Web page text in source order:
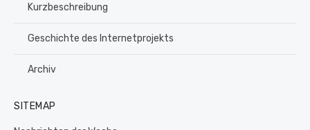
Kurzbeschreibung
Geschichte des Internetprojekts
Archiv
SITEMAP